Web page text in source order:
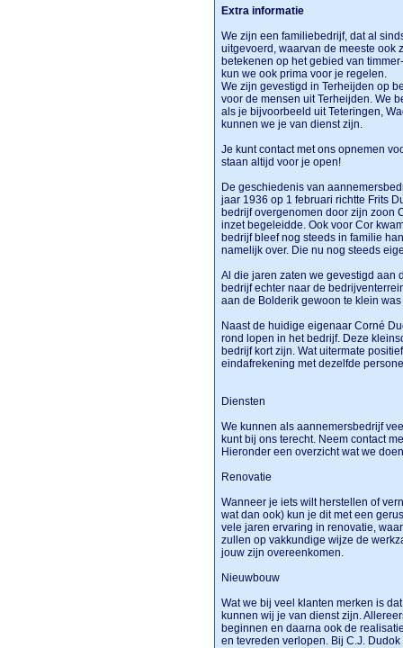
Extra informatie
We zijn een familiebedrijf, dat al
uitgevoerd, waarvan de meeste ook
betekenen op het gebied van
kun we ook prima voor je regelen.
We zijn gevestigd in Terheijden op
voor de mensen uit Terheijden. We
als je bijvoorbeeld uit Teteringen,
kunnen we je van dienst zijn.
Je kunt contact met ons opnemen
staan altijd voor je open!
De geschiedenis van
jaar 1936 op 1 februari richtte Frits
bedrijf overgenomen door zijn zoon
inzet begeleidde. Ook voor Cor
bedrijf bleef nog steeds in familie
namelijk over. Die nu nog steeds
Al die jaren zaten we gevestigd aan
bedrijf echter naar de
aan de Bolderik gewoon te klein
Naast de huidige eigenaar Corné
rond lopen in het bedrijf. Deze
bedrijf kort zijn. Wat uitermate
eindafrekening met dezelfde
Diensten
We kunnen als aannemersbedrijf
kunt bij ons terecht. Neem contact
Hieronder een overzicht wat we
Renovatie
Wanneer je iets wilt herstellen of
wat dan ook) kun je dit met een
vele jaren ervaring in renovatie,
zullen op vakkundige wijze de
jouw zijn overeenkomen.
Nieuwbouw
Wat we bij veel klanten merken is
kunnen wij je van dienst zijn.
beginnen en daarna ook de
en tevreden verlopen. Bij C.J.